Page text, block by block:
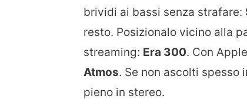
brividi ai bassi senza strafare:
resto. Posizionalo vicino alla
streaming: Era 300. Con
Atmos. Se non ascolti spesso
pieno in stereo.